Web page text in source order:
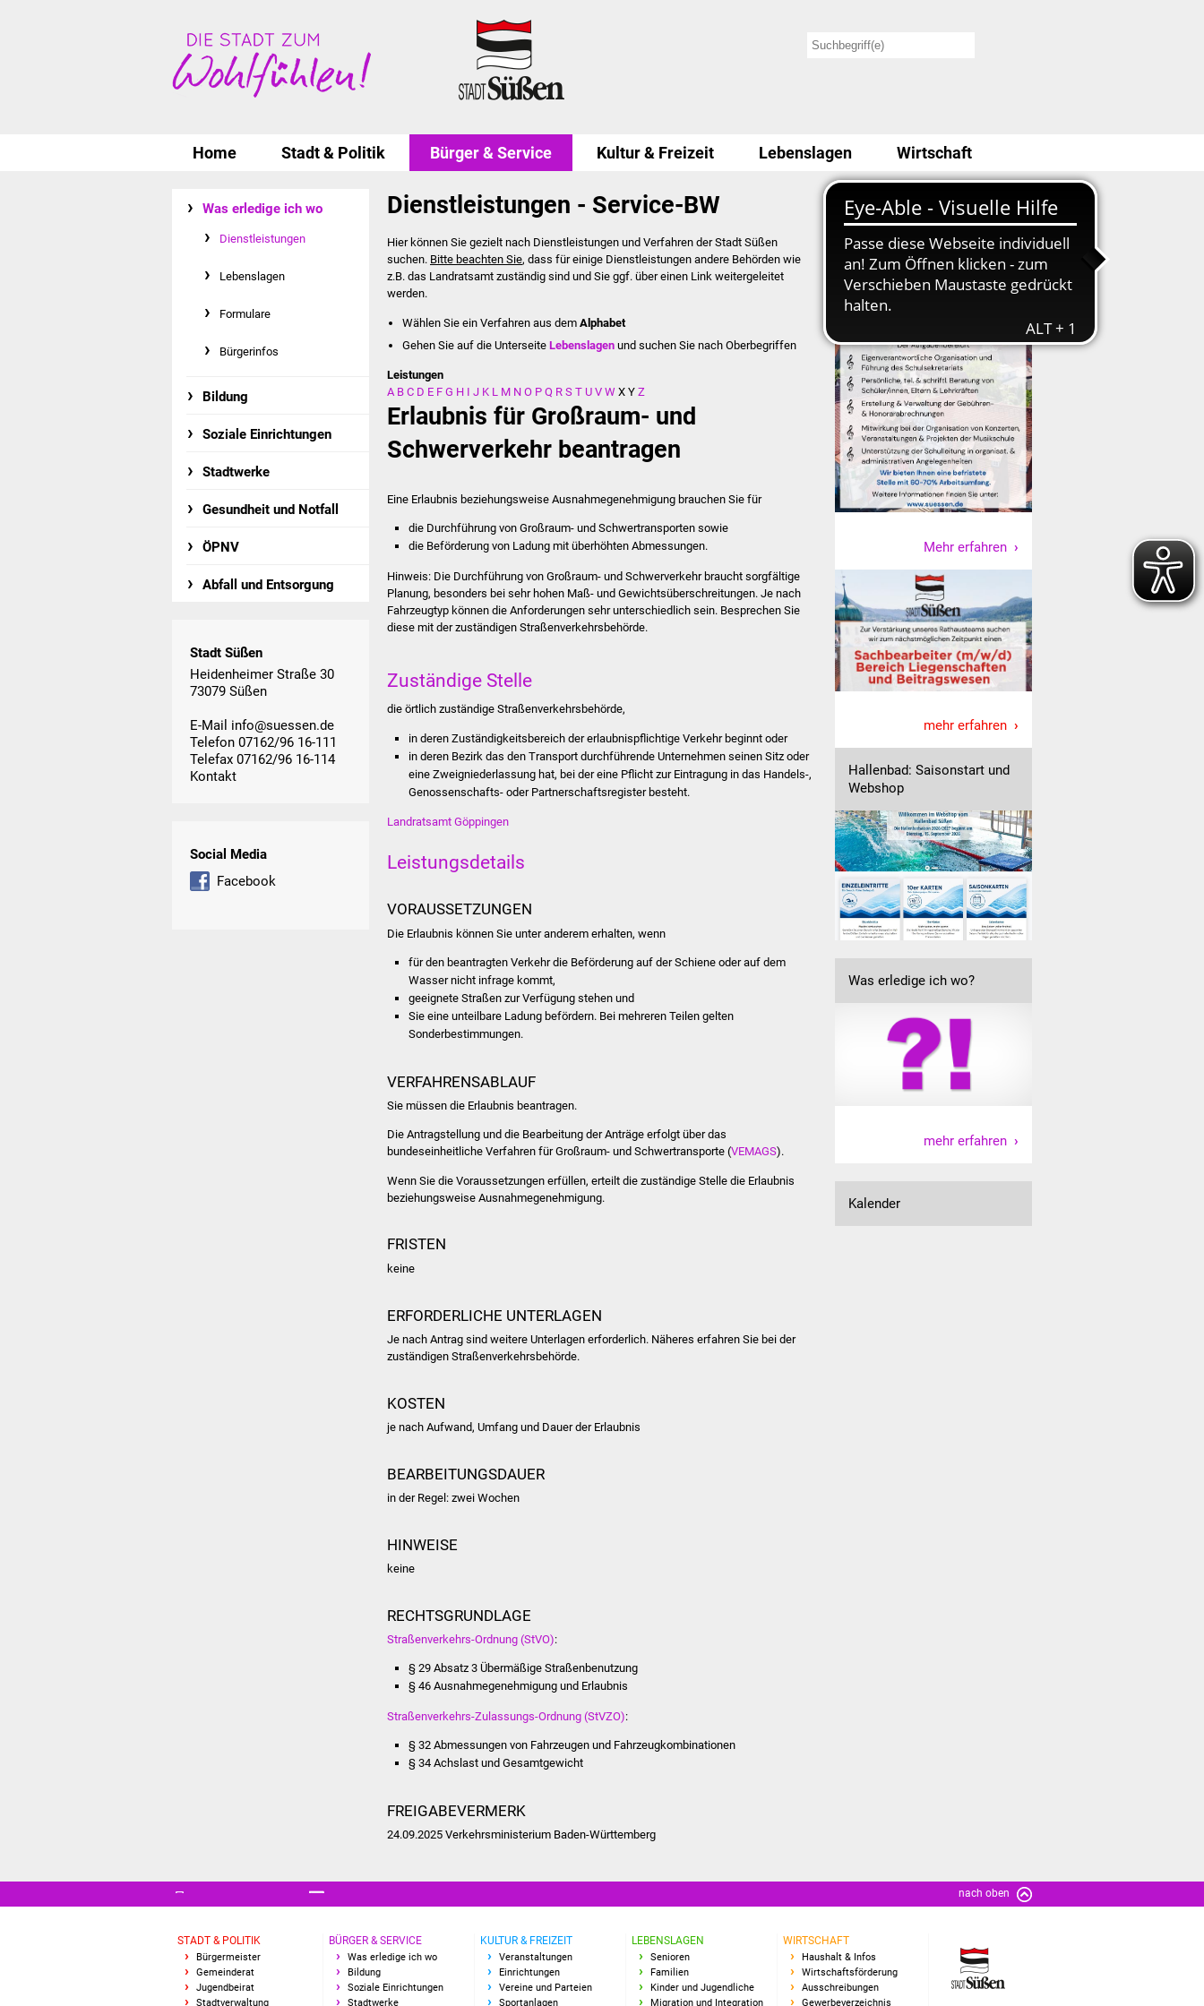
Home Stadt & Politik Bürger & Service Kultur & Freizeit Lebenslagen Wirtschaft
Was erledige ich wo
Dienstleistungen
Lebenslagen
Formulare
Bürgerinfos
Bildung
Soziale Einrichtungen
Stadtwerke
Gesundheit und Notfall
ÖPNV
Abfall und Entsorgung
Stadt Süßen
Heidenheimer Straße 30
73079 Süßen
E-Mail info@suessen.de
Telefon 07162/96 16-111
Telefax 07162/96 16-114
Kontakt
Social Media
Facebook
Dienstleistungen - Service-BW
Hier können Sie gezielt nach Dienstleistungen und Verfahren der Stadt Süßen
suchen. Bitte beachten Sie, dass für einige Dienstleistungen andere Behörden wie
z.B. das Landratsamt zuständig sind und Sie ggf. über einen Link weitergeleitet
werden.
Wählen Sie ein Verfahren aus dem Alphabet
Gehen Sie auf die UnterseiteLebenslagen und suchen Sie nach Oberbegriffen
Leistungen
A B C D E F G H I J K L M N O P Q R S T U V W X Y Z
Erlaubnis für Großraum- und
Schwerverkehr beantragen
Eine Erlaubnis beziehungsweise Ausnahmegenehmigung brauchen Sie für
die Durchführung von Großraum- und Schwertransporten sowie
die Beförderung von Ladung mit überhöhten Abmessungen.
Hinweis: Die Durchführung von Großraum- und Schwerverkehr braucht sorgfältige
Planung, besonders bei sehr hohen Maß- und Gewichtsüberschreitungen. Je nach
Fahrzeugtyp können die Anforderungen sehr unterschiedlich sein. Besprechen Sie
diese mit der zuständigen Straßenverkehrsbehörde.
Zuständige Stelle
die örtlich zuständige Straßenverkehrsbehörde,
in deren Zuständigkeitsbereich der erlaubnispflichtige Verkehr beginnt oder
in deren Bezirk das den Transport durchführende Unternehmen seinen Sitz oder
eine Zweigniederlassung hat, bei der eine Pflicht zur Eintragung in das Handels-,
Genossenschafts- oder Partnerschaftsregister besteht.
Landratsamt Göppingen
Leistungsdetails
VORAUSSETZUNGEN
Die Erlaubnis können Sie unter anderem erhalten, wenn
für den beantragten Verkehr die Beförderung auf der Schiene oder auf dem
Wasser nicht infrage kommt,
geeignete Straßen zur Verfügung stehen und
Sie eine unteilbare Ladung befördern. Bei mehreren Teilen gelten
Sonderbestimmungen.
VERFAHRENSABLAUF
Sie müssen die Erlaubnis beantragen.
Die Antragstellung und die Bearbeitung der Anträge erfolgt über das
bundeseinheitliche Verfahren für Großraum- und Schwertransporte (VEMAGS).
Wenn Sie die Voraussetzungen erfüllen, erteilt die zuständige Stelle die Erlaubnis
beziehungsweise Ausnahmegenehmigung.
FRISTEN
keine
ERFORDERLICHE UNTERLAGEN
Je nach Antrag sind weitere Unterlagen erforderlich. Näheres erfahren Sie bei der
zuständigen Straßenverkehrsbehörde.
KOSTEN
je nach Aufwand, Umfang und Dauer der Erlaubnis
BEARBEITUNGSDAUER
in der Regel: zwei Wochen
HINWEISE
keine
RECHTSGRUNDLAGE
Straßenverkehrs-Ordnung (StVO):
§ 29 Absatz 3 Übermäßige Straßenbenutzung
§ 46 Ausnahmegenehmigung und Erlaubnis
Straßenverkehrs-Zulassungs-Ordnung (StVZO):
§ 32 Abmessungen von Fahrzeugen und Fahrzeugkombinationen
§ 34 Achslast und Gesamtgewicht
FREIGABEVERMERK
24.09.2025 Verkehrsministerium Baden-Württemberg
Stellenausschreibung
Mehr erfahren
mehr erfahren
Hallenbad: Saisonstart und
Webshop
Was erledige ich wo?
mehr erfahren
Kalender
nach oben
STADT & POLITIK
Bürgermeister
Gemeinderat
Jugendbeirat
Stadtverwaltung
BÜRGER & SERVICE
Was erledige ich wo
Bildung
Soziale Einrichtungen
Stadtwerke
KULTUR & FREIZEIT
Veranstaltungen
Einrichtungen
Vereine und Parteien
Sportanlagen
LEBENSLAGEN
Senioren
Familien
Kinder und Jugendliche
Migration und Integration
WIRTSCHAFT
Haushalt & Infos
Wirtschaftsförderung
Ausschreibungen
Gewerbeverzeichnis